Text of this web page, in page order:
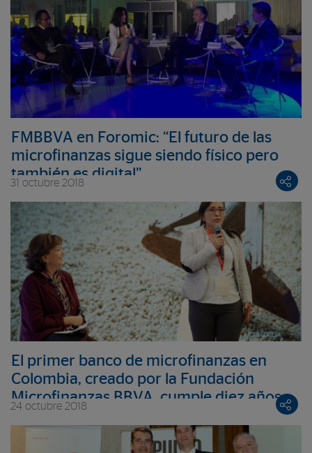
FMBBVA en Foromic: “El futuro de las
microfinanzas sigue siendo físico pero
también es digital”
31 octubre 2018
El primer banco de microfinanzas en
Colombia, creado por la Fundación
Microfinanzas BBVA, cumple diez años
promoviendo el desarrollo de más de 1
millón de personas en vulnerabilidad
24 octubre 2018